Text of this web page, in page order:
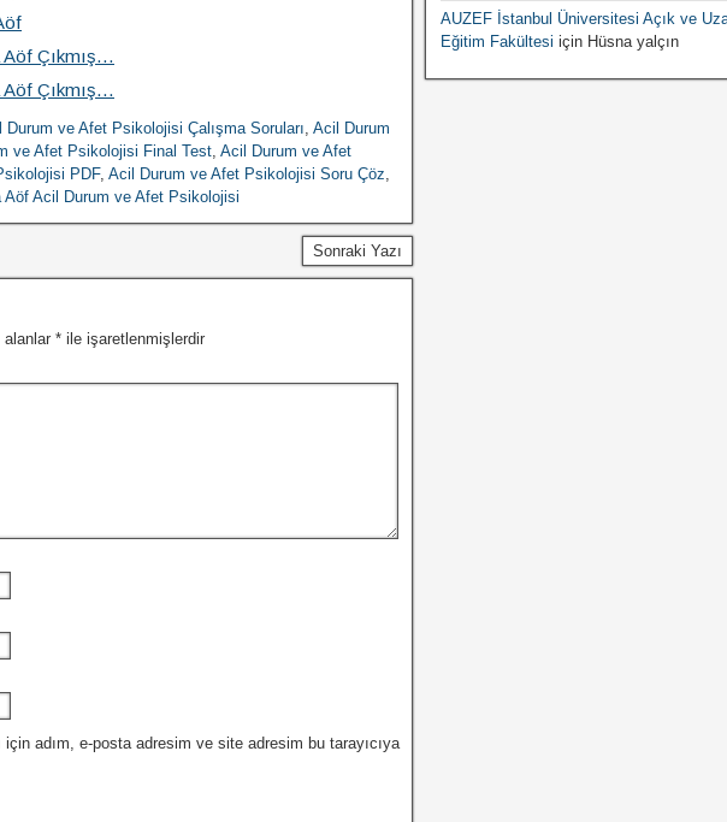
Çıkmış…
Çıkmış…
Durum ve Afet Psikolojisi Çalışma Soruları, Acil Durum
ve Afet Psikolojisi Final Test, Acil Durum ve Afet
PDF, Acil Durum ve Afet Psikolojisi Soru Çöz,
Aöf Acil Durum ve Afet Psikolojisi
Sonraki Yazı
alanlar * ile işaretlenmişlerdir
için adım, e-posta adresim ve site adresim bu tarayıcıya
AUZEF İstanbul Üniversitesi Açık ve
Eğitim Fakültesi için Hüsna yalçın